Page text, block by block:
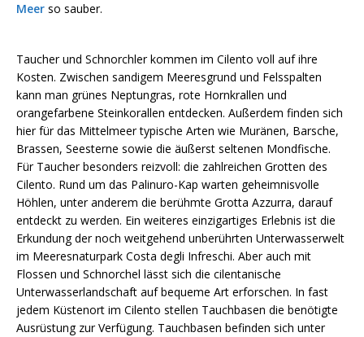
Meer so sauber.
Taucher und Schnorchler kommen im Cilento voll auf ihre
Kosten. Zwischen sandigem Meeresgrund und Felsspalten
kann man grünes Neptungras, rote Hornkrallen und
orangefarbene Steinkorallen entdecken. Außerdem finden sich
hier für das Mittelmeer typische Arten wie Muränen, Barsche,
Brassen, Seesterne sowie die äußerst seltenen Mondfische.
Für Taucher besonders reizvoll: die zahlreichen Grotten des
Cilento. Rund um das Palinuro-Kap warten geheimnisvolle
Höhlen, unter anderem die berühmte Grotta Azzurra, darauf
entdeckt zu werden. Ein weiteres einzigartiges Erlebnis ist die
Erkundung der noch weitgehend unberührten Unterwasserwelt
im Meeresnaturpark Costa degli Infreschi. Aber auch mit
Flossen und Schnorchel lässt sich die cilentanische
Unterwasserlandschaft auf bequeme Art erforschen. In fast
jedem Küstenort im Cilento stellen Tauchbasen die benötigte
Ausrüstung zur Verfügung. Tauchbasen befinden sich unter